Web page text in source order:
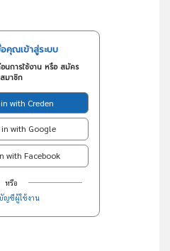
คุณเข้าสู่ระบบ
นการใช้งาน หรือ สมัคร
สมาชิก
with Creden
in with Google
with Facebook
หรือ
ญชีผู้ใช้งาน